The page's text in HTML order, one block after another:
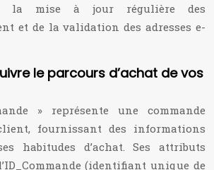
la mise à jour régulière des
et de la validation des adresses e-
le parcours d’achat de vos
» représente une commande
fournissant des informations
habitudes d’achat. Ses attributs
(identifiant unique de